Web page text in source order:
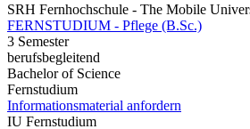
SRH Fernhochschule - The Mobile
FERNSTUDIUM - Pflege (B.Sc.)
3 Semester
berufsbegleitend
Bachelor of Science
Fernstudium
Informationsmaterial anfordern
IU Fernstudium